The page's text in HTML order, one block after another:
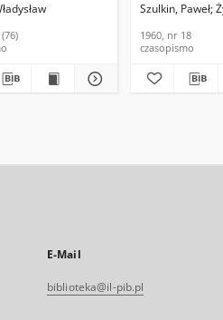
Szulkin, Paweł
1960, nr 18
czasopismo
E-Mail
biblioteka@il-pib.pl